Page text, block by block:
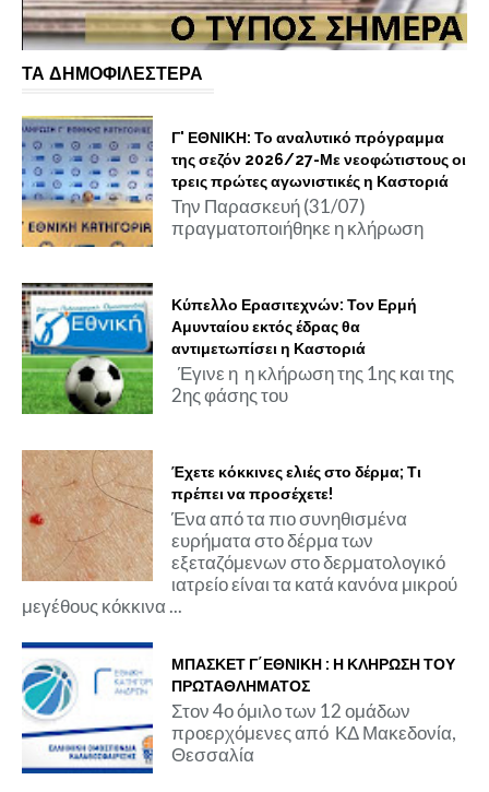
ΤΑ ΔΗΜΟΦΙΛΕΣΤΕΡΑ
Γ' ΕΘΝΙΚΗ: Το αναλυτικό πρόγραμμα
της σεζόν 2026/27-Με νεοφώτιστους οι
τρεις πρώτες αγωνιστικές η Καστοριά
Την Παρασκευή (31/07)
πραγματοποιήθηκε η κλήρωση
Κύπελλο Ερασιτεχνών: Τον Ερμή
Αμυνταίου εκτός έδρας θα
αντιμετωπίσει η Καστοριά
Έγινε η η κλήρωση της 1ης και της
2ης φάσης του
Έχετε κόκκινες ελιές στο δέρμα; Τι
πρέπει να προσέχετε!
Ένα από τα πιο συνηθισμένα
ευρήματα στο δέρμα των
εξεταζόμενων στο δερματολογικό
ιατρείο είναι τα κατά κανόνα μικρού
μεγέθους κόκκινα ...
ΜΠΑΣΚΕΤ Γ΄ΕΘΝΙΚΗ : Η ΚΛΗΡΩΣΗ ΤΟΥ
ΠΡΩΤΑΘΛΗΜΑΤΟΣ
Στον 4ο όμιλο των 12 ομάδων
προερχόμενες από ΚΔ Μακεδονία,
Θεσσαλία